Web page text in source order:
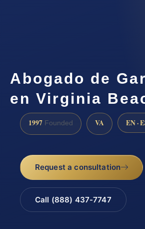
Abogado de
en Virginia
1997 Founded VA EN ·
Request a consultation
Call (888) 437-7747